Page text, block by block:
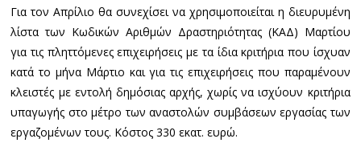
Για τον Απρίλιο θα συνεχίσει να χρησιμοποιείται η διευρυμένη
λίστα των Κωδικών Αριθμών Δραστηριότητας (ΚΑΔ) Μαρτίου
για τις πληττόμενες επιχειρήσεις με τα ίδια κριτήρια που ίσχυαν
κατά το μήνα Μάρτιο και για τις επιχειρήσεις που παραμένουν
κλειστές με εντολή δημόσιας αρχής, χωρίς να ισχύουν κριτήρια
υπαγωγής στο μέτρο των αναστολών συμβάσεων εργασίας των
εργαζομένων τους. Κόστος 330 εκατ. ευρώ.